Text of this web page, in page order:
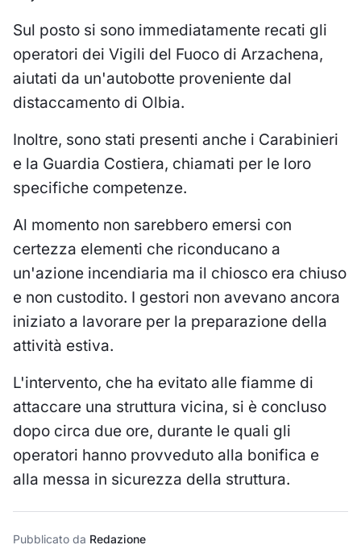
Sul posto si sono immediatamente recati gli
operatori dei Vigili del Fuoco di Arzachena,
aiutati da un'autobotte proveniente dal
distaccamento di Olbia.
Inoltre, sono stati presenti anche i Carabinieri
e la Guardia Costiera, chiamati per le loro
specifiche competenze.
Al momento non sarebbero emersi con
certezza elementi che riconducano a
un'azione incendiaria ma il chiosco era chiuso
e non custodito. I gestori non avevano ancora
iniziato a lavorare per la preparazione della
attività estiva.
L'intervento, che ha evitato alle fiamme di
attaccare una struttura vicina, si è concluso
dopo circa due ore, durante le quali gli
operatori hanno provveduto alla bonifica e
alla messa in sicurezza della struttura.
Pubblicato da Redazione